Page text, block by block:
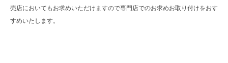
売店においてもお求めいただけますので専門店でのお求めお取り付けをおす
すめいたします。